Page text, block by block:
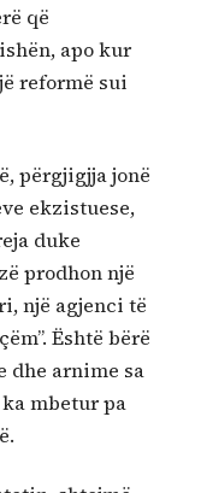
që
apo kur
reformë sui
përgjigjja jonë
ekzistuese,
duke
prodhon një
një agjenci të
Është bërë
dhe arnime sa
mbetur pa